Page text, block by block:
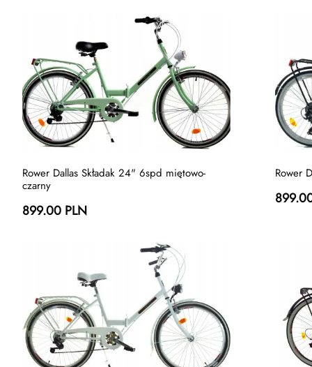
Rower Dallas Składak 24" 6spd miętowo-
czarny
899.00 PLN
Rower